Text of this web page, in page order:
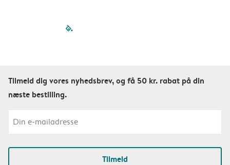
filled-pagination
Tilmeld dig vores nyhedsbrev, og få 50 kr. rabat på din
næste bestilling.
Tilmeld